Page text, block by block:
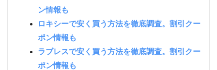
ン情報も
ロキシーで安く買う方法を徹底調査。割引クー
ポン情報も
ラブレスで安く買う方法を徹底調査。割引クー
ポン情報も